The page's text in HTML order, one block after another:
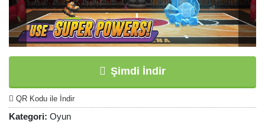
Şimdi İndir
QR Kodu ile İndir
Kategori: Oyun